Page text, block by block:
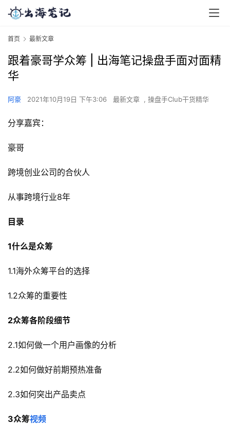
首页 最新文章
跟着豪哥学众筹 | 出海笔记操盘手面对面精
华
阿豪 2021年10月19日 下午3:06 最新文章 , 操盘手Club干货精华
分享嘉宾：
豪哥
跨境创业公司的合伙人
从事跨境行业8年
目录
1什么是众筹
1.1海外众筹平台的选择
1.2众筹的重要性
2众筹各阶段细节
2.1如何做一个用户画像的分析
2.2如何做好前期预热准备
2.3如何突出产品卖点
3众筹视频